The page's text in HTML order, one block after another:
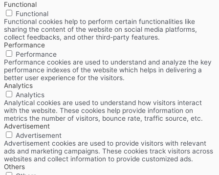
Functional
Functional
Functional cookies help to perform certain functionalities like
sharing the content of the website on social media platforms,
collect feedbacks, and other third-party features.
Performance
Performance
Performance cookies are used to understand and analyze the key
performance indexes of the website which helps in delivering a
better user experience for the visitors.
Analytics
Analytics
Analytical cookies are used to understand how visitors interact
with the website. These cookies help provide information on
metrics the number of visitors, bounce rate, traffic source, etc.
Advertisement
Advertisement
Advertisement cookies are used to provide visitors with relevant
ads and marketing campaigns. These cookies track visitors across
websites and collect information to provide customized ads.
Others